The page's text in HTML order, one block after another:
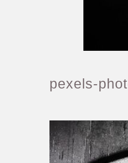
pexels-